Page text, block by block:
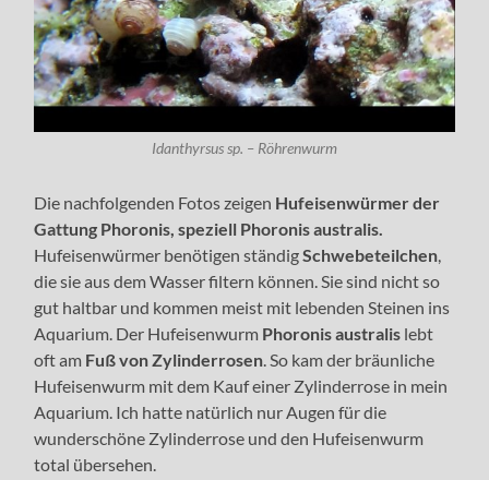
Idanthyrsus sp. – Röhrenwurm
Die nachfolgenden Fotos zeigen Hufeisenwürmer der
Gattung Phoronis, speziell Phoronis australis.
Hufeisenwürmer benötigen ständigSchwebeteilchen,
die sie aus dem Wasser filtern können. Sie sind nicht so
gut haltbar und kommen meist mit lebenden Steinen ins
Aquarium. Der Hufeisenwurm Phoronis australis lebt
oft am Fuß von Zylinderrosen. So kam der bräunliche
Hufeisenwurm mit dem Kauf einer Zylinderrose in mein
Aquarium. Ich hatte natürlich nur Augen für die
wunderschöne Zylinderrose und den Hufeisenwurm
total übersehen.